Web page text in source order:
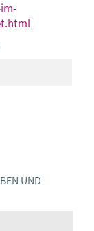
UND Z